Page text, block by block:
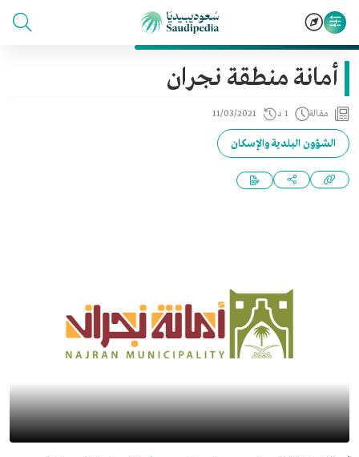
أمانة منطقة نجران
مقالة 1 د 11/03/2021
الشؤون البلدية والإسكان